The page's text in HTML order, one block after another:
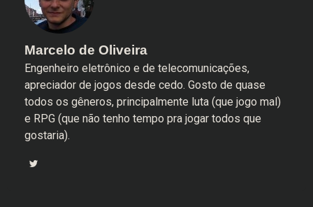
Marcelo de Oliveira
Engenheiro eletrônico e de telecomunicações,
apreciador de jogos desde cedo. Gosto de quase
todos os gêneros, principalmente luta (que jogo mal)
e RPG (que não tenho tempo pra jogar todos que
gostaria).